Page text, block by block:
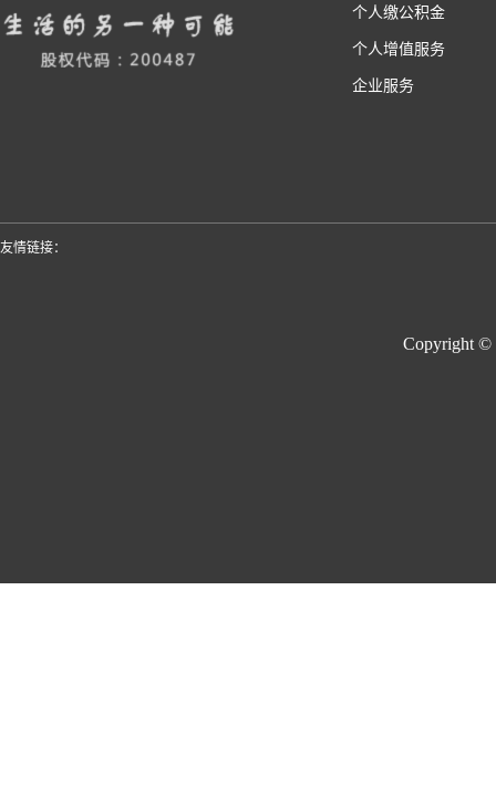
个人缴公积金
个人增值服务
企业服务
友情链接：
Copyright ©